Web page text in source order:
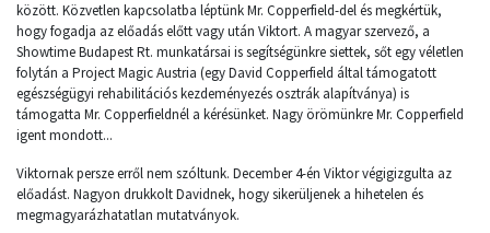
között. Közvetlen kapcsolatba léptünk Mr. Copperfield-del és megkértük,
hogy fogadja az előadás előtt vagy után Viktort. A magyar szervező, a
Showtime Budapest Rt. munkatársai is segítségünkre siettek, sőt egy véletlen
folytán a Project Magic Austria (egy David Copperfield által támogatott
egészségügyi rehabilitációs kezdeményezés osztrák alapítványa) is
támogatta Mr. Copperfieldnél a kérésünket. Nagy örömünkre Mr. Copperfield
igent mondott...
Viktornak persze erről nem szóltunk. December 4-én Viktor végigizgulta az
előadást. Nagyon drukkolt Davidnek, hogy sikerüljenek a hihetelen és
megmagyarázhatatlan mutatványok.